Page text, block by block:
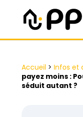
Accueil > Infos et
payez moins :
séduit autant ?